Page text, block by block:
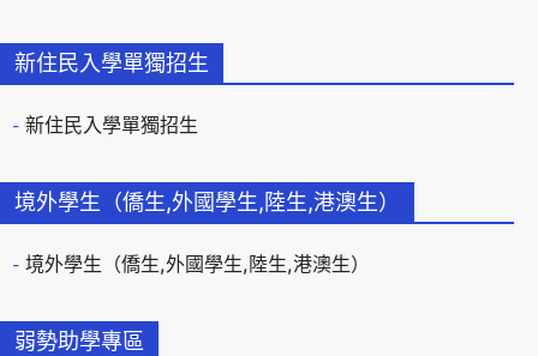
新住民入學單獨招生
新住民入學單獨招生
境外學生（僑生,外國學生,陸生,港澳生）
境外學生（僑生,外國學生,陸生,港澳生）
弱勢助學專區